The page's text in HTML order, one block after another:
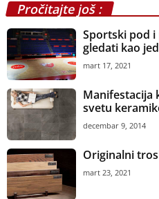
Pročitajte još :
Sportski pod
gledati kao
mart 17, 2021
Manifestacija
svetu
decembar 9, 2014
Originalni
mart 23, 2021